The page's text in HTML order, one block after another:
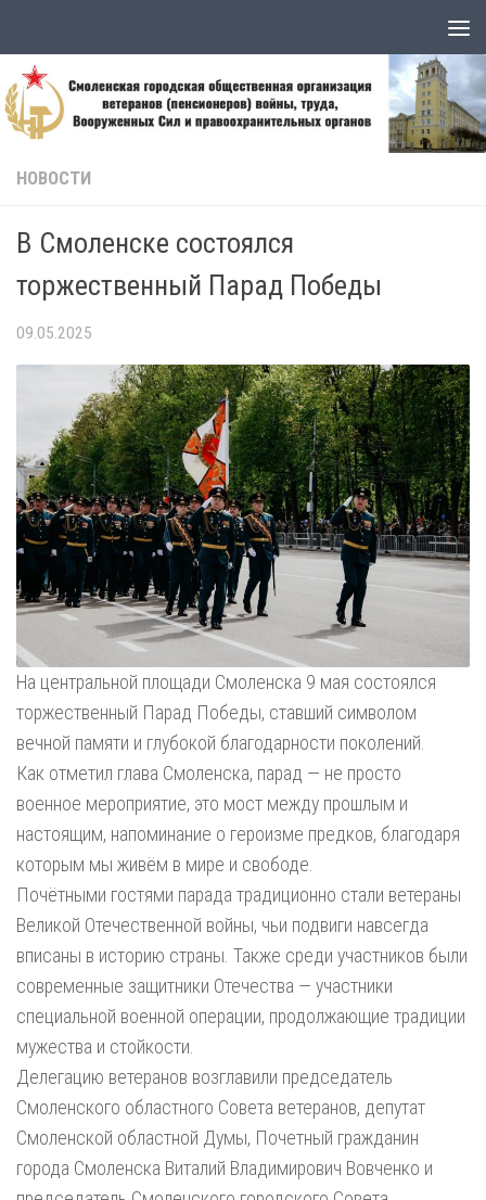
НОВОСТИ
В Смоленске состоялся
торжественный Парад Победы
09.05.2025
На центральной площади Смоленска 9 мая состоялся
торжественный Парад Победы, ставший символом
вечной памяти и глубокой благодарности поколений.
Как отметил глава Смоленска, парад — не просто
военное мероприятие, это мост между прошлым и
настоящим, напоминание о героизме предков, благодаря
которым мы живём в мире и свободе.
Почётными гостями парада традиционно стали ветераны
Великой Отечественной войны, чьи подвиги навсегда
вписаны в историю страны. Также среди участников были
современные защитники Отечества — участники
специальной военной операции, продолжающие традиции
мужества и стойкости.
Делегацию ветеранов возглавили председатель
Смоленского областного Совета ветеранов, депутат
Смоленской областной Думы, Почетный гражданин
города Смоленска Виталий Владимирович Вовченко и